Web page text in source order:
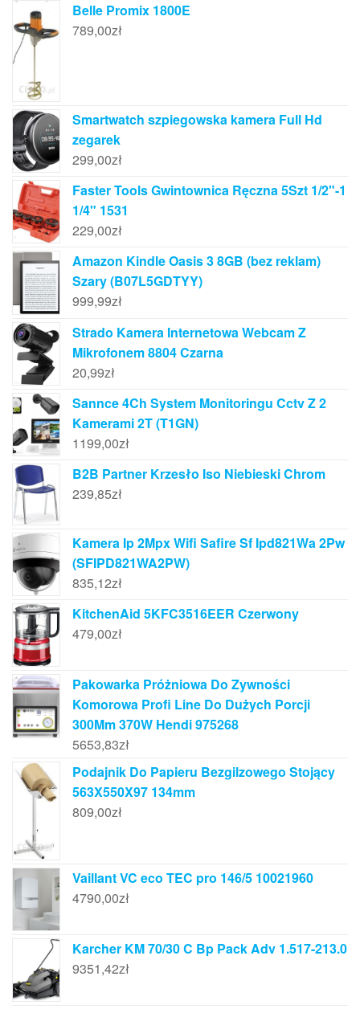
Belle Promix 1800E
789,00zł
Smartwatch szpiegowska kamera Full Hd
zegarek
299,00zł
Faster Tools Gwintownica Ręczna 5Szt 1/2"-1
1/4" 1531
229,00zł
Amazon Kindle Oasis 3 8GB (bez reklam)
Szary (B07L5GDTYY)
999,99zł
Strado Kamera Internetowa Webcam Z
Mikrofonem 8804 Czarna
20,99zł
Sannce 4Ch System Monitoringu Cctv Z 2
Kamerami 2T (T1GN)
1199,00zł
B2B Partner Krzesło Iso Niebieski Chrom
239,85zł
Kamera Ip 2Mpx Wifi Safire Sf Ipd821Wa 2Pw
(SFIPD821WA2PW)
835,12zł
KitchenAid 5KFC3516EER Czerwony
479,00zł
Pakowarka Próżniowa Do Zywności
Komorowa Profi Line Do Dużych Porcji
300Mm 370W Hendi 975268
5653,83zł
Podajnik Do Papieru Bezgilzowego Stojący
563X550X97 134mm
809,00zł
Vaillant VC eco TEC pro 146/5 10021960
4790,00zł
Karcher KM 70/30 C Bp Pack Adv 1.517-213.0
9351,42zł